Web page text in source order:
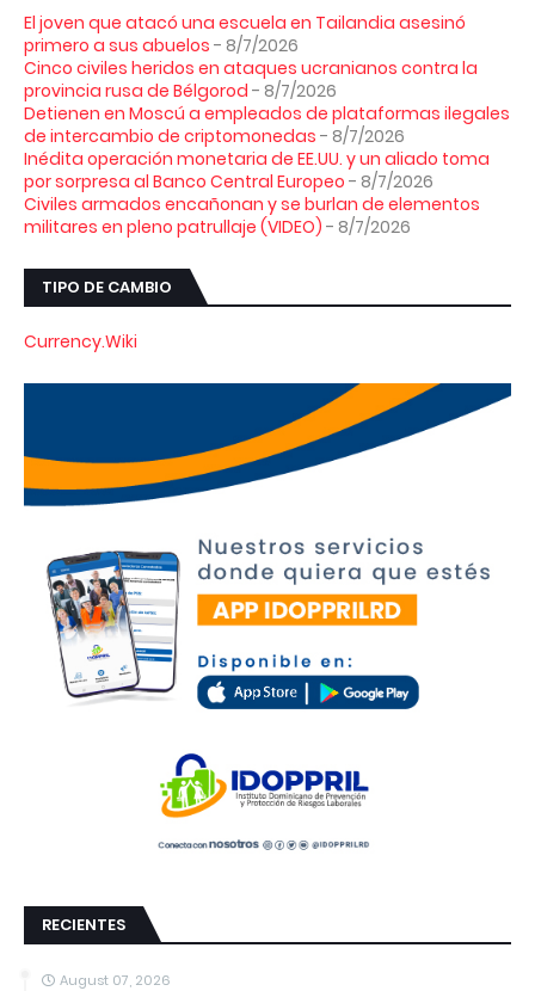
El joven que atacó una escuela en Tailandia asesinó
primero a sus abuelos - 8/7/2026
Cinco civiles heridos en ataques ucranianos contra la
provincia rusa de Bélgorod - 8/7/2026
Detienen en Moscú a empleados de plataformas ilegales
de intercambio de criptomonedas - 8/7/2026
Inédita operación monetaria de EE.UU. y un aliado toma
por sorpresa al Banco Central Europeo - 8/7/2026
Civiles armados encañonan y se burlan de elementos
militares en pleno patrullaje (VIDEO) - 8/7/2026
TIPO DE CAMBIO
Currency.Wiki
RECIENTES
August 07, 2026